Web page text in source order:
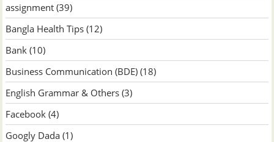
assignment (39)
Bangla Health Tips (12)
Bank (10)
Business Communication (BDE) (18)
English Grammar & Others (3)
Facebook (4)
Googly Dada (1)